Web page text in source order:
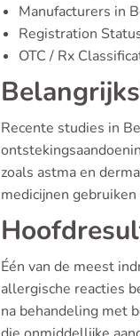
Manufacturers in
Registration
OTC / Rx
Recente studies in
zoals astma en
medicijnen
Één van de meest
allergische reacties
na behandeling met